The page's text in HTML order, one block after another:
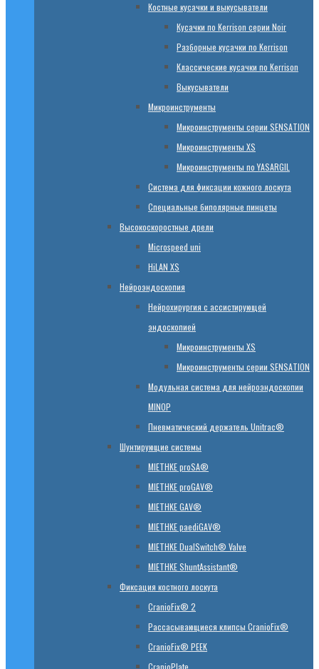
Костные кусачки и выкусыватели
Кусачки по Kerrison серии Noir
Разборные кусачки по Kerrison
Классические кусачки по Kerrison
Выкусыватели
Микроинструменты
Микроинструменты серии SENSATION
Микроинструменты XS
Микроинструменты по YASARGIL
Система для фиксации кожного лоскута
Специальные биполярные пинцеты
Высокоскоростные дрели
Microspeed uni
HiLAN XS
Нейроэндоскопия
Нейрохирургия с ассистирующей
эндоскопией
Микроинструменты XS
Микроинструменты серии SENSATION
Модульная система для нейроэндоскопии
MINOP
Пневматический держатель Unitrac®
Шунтирующие системы
MIETHKE proSA®
MIETHKE proGAV®
MIETHKE GAV®
MIETHKE paediGAV®
MIETHKE DualSwitch® Valve
MIETHKE ShuntAssistant®
Фиксация костного лоскута
CranioFix® 2
Рассасывающиеся клипсы CranioFix®
CranioFix® PEEK
CranioPlate